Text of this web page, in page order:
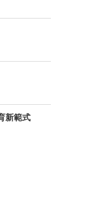
新範式